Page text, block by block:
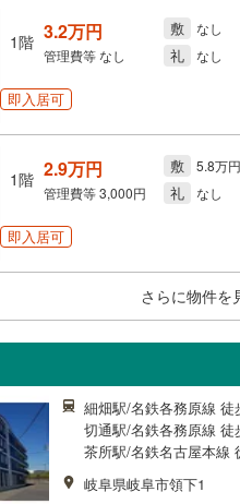
1階 3.2万円
管理費等なし
敷 なし
礼 なし
即入居可
1階 2.9万円
管理費等3,000円
敷 5.8万円
礼 なし
即入居可
さらに物件を
細畑駅/名鉄各務原線 徒
切通駅/名鉄各務原線 徒
茶所駅/名鉄名古屋本線
岐阜県岐阜市領下1